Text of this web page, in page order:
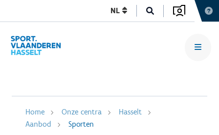
NL
Home Onze centra
Hasselt
Aanbod
Sporten